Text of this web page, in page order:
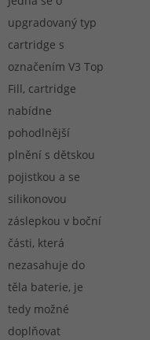
jedinečném
celku.
upgradovaný typ
cartridge s
označením V3 Top
Fill, cartridge
nabídne
pohodlnější
plnění s dětskou
pojistkou a se
silikonovou
záslepkou v boční
části, která
nezasahuje do
těla baterie, je
tedy možné
doplňovat